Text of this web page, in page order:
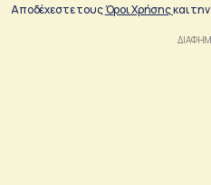
Αποδέχεστε τουςΌροι Χρήσηςκαι την